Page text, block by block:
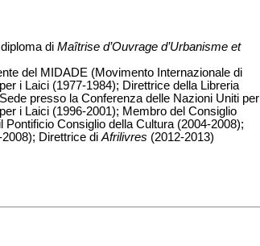
di Maîtrise d’Ouvrage d’Urbanisme et
del MIDADE (Movimento Internazionale di
i Laici (1977-1984); Direttrice della Libreria
presso la Conferenza delle Nazioni Uniti per
i Laici (1996-2001); Membro del Consiglio
Consiglio della Cultura (2004-2008);
2008); Direttrice diAfrilivres (2012-2013)